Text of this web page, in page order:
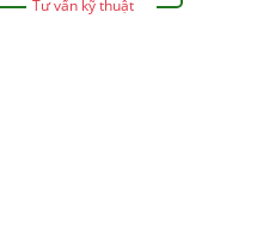
Tư vấn kỹ thuật